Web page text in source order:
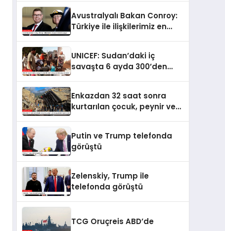
Avustralyalı Bakan Conroy:
Türkiye ile ilişkilerimiz en
UNICEF: Sudan’daki iç
savaşta 6 ayda 300’den
Enkazdan 32 saat sonra
kurtarılan çocuk, peynir ve
Putin ve Trump telefonda
görüştü
Zelenskiy, Trump ile
telefonda görüştü
TCG Oruçreis ABD’de